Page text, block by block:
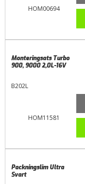
HOM00694
HOM11581
Monteringsats Turbo
900, 9000 2,0L-16V
B202L
Packningslim Ultra
Svart